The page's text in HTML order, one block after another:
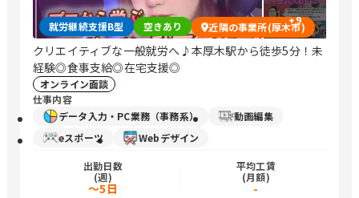
+9
就労継続支援B型 空きあり 近隣の事業所(厚木市)
クリエイティブな一般就労へ♪本厚木駅から徒歩5分！未
経験◎食事支給◎在宅支援◎
オンライン面談
仕事内容
データ入力・PC業務（事務系）
動画編集
eスポーツ
Webデザイン
出勤日数
(週)
～5日
平均工賃
(月額)
-